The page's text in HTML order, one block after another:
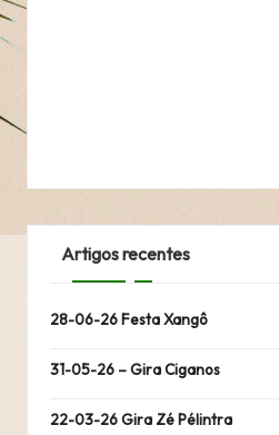
Artigos recentes
28-06-26 Festa Xangô
31-05-26 – Gira Ciganos
22-03-26 Gira Zé Pélintra